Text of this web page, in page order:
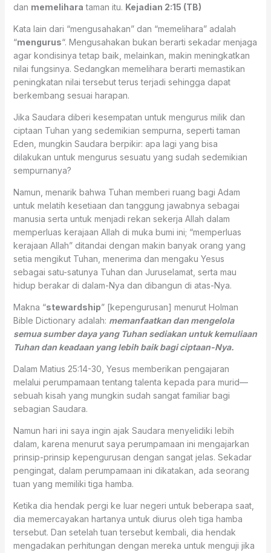
dan memelihara taman itu. Kejadian 2:15 (TB)
Kata lain dari “mengusahakan” dan “memelihara” adalah
“mengurus“. Mengusahakan bukan berarti sekadar menjaga
agar kondisinya tetap baik, melainkan, makin meningkatkan
nilai fungsinya. Sedangkan memelihara berarti memastikan
peningkatan nilai tersebut terus terjadi sehingga dapat
berkembang sesuai harapan.
Jika Saudara diberi kesempatan untuk mengurus milik dan
ciptaan Tuhan yang sedemikian sempurna, seperti taman
Eden, mungkin Saudara berpikir: apa lagi yang bisa
dilakukan untuk mengurus sesuatu yang sudah sedemikian
sempurnanya?
Namun, menarik bahwa Tuhan memberi ruang bagi Adam
untuk melatih kesetiaan dan tanggung jawabnya sebagai
manusia serta untuk menjadi rekan sekerja Allah dalam
memperluas kerajaan Allah di muka bumi ini; “memperluas
kerajaan Allah” ditandai dengan makin banyak orang yang
setia mengikut Tuhan, menerima dan mengaku Yesus
sebagai satu-satunya Tuhan dan Juruselamat, serta mau
hidup berakar di dalam-Nya dan dibangun di atas-Nya.
Makna “stewardship” [kepengurusan] menurut Holman
Bible Dictionary adalah: memanfaatkan dan mengelola
semua sumber daya yang Tuhan sediakan untuk kemuliaan
Tuhan dan keadaan yang lebih baik bagi ciptaan-Nya.
Dalam Matius 25:14-30, Yesus memberikan pengajaran
melalui perumpamaan tentang talenta kepada para murid—
sebuah kisah yang mungkin sudah sangat familiar bagi
sebagian Saudara.
Namun hari ini saya ingin ajak Saudara menyelidiki lebih
dalam, karena menurut saya perumpamaan ini mengajarkan
prinsip-prinsip kepengurusan dengan sangat jelas. Sekadar
pengingat, dalam perumpamaan ini dikatakan, ada seorang
tuan yang memiliki tiga hamba.
Ketika dia hendak pergi ke luar negeri untuk beberapa saat,
dia memercayakan hartanya untuk diurus oleh tiga hamba
tersebut. Dan setelah tuan tersebut kembali, dia hendak
mengadakan perhitungan dengan mereka untuk menguji jika